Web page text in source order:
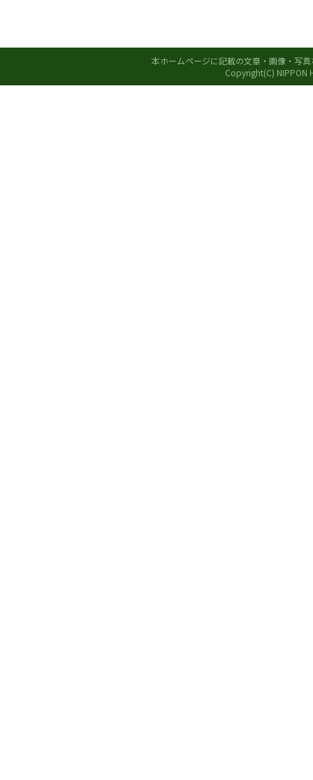
本ホームページに記載の文章・画像・写
Copyright(C) NIPPON